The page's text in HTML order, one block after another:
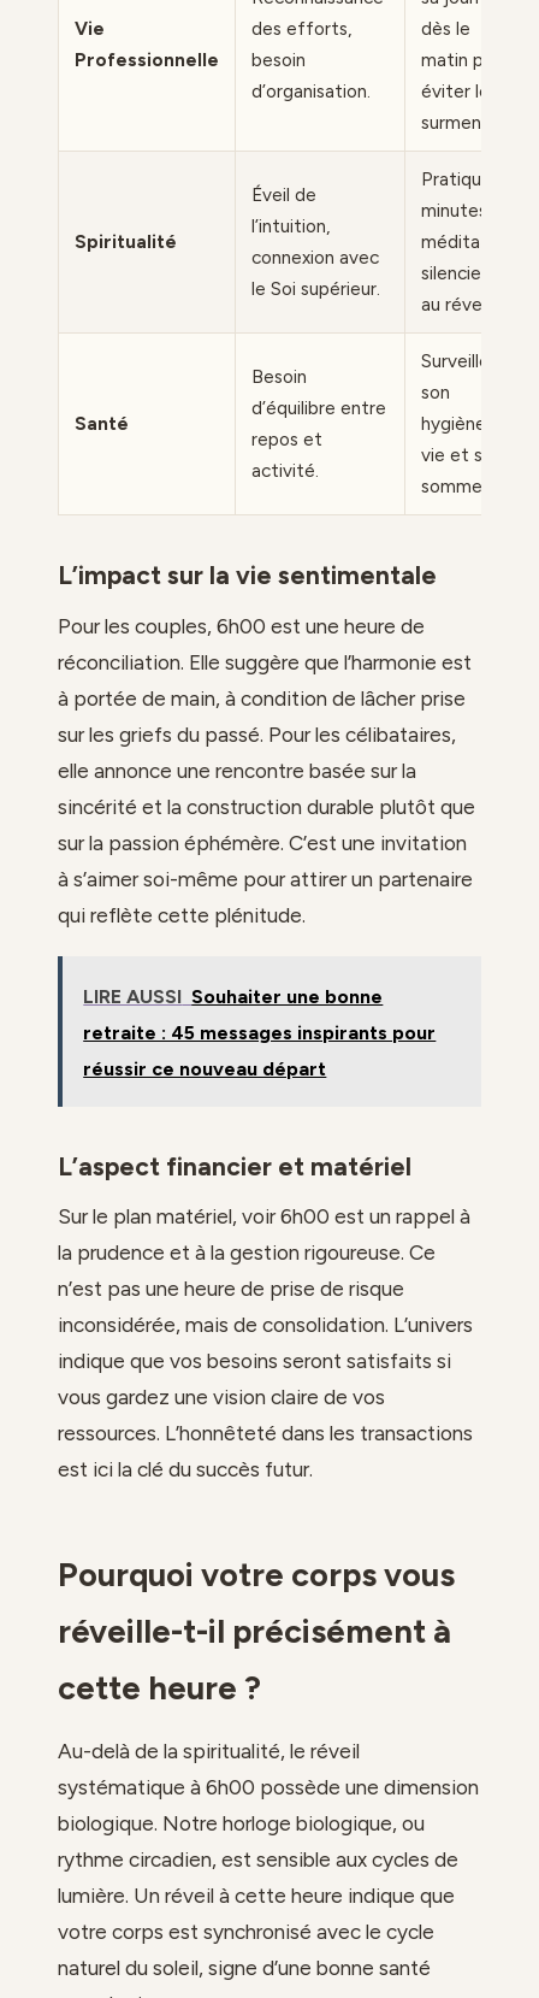
Vie
Professionnelle
des efforts,
besoin
d’organisation.
dès le
matin pour
éviter le
surmenage.
Spiritualité
Éveil de
l’intuition,
connexion avec
le Soi supérieur.
Pratiquer 5
minutes de
méditation
silencieuse
au réveil.
Santé
Besoin
d’équilibre entre
repos et
activité.
Surveiller
son
hygiène de
vie et son
sommeil.
L’impact sur la vie sentimentale
Pour les couples, 6h00 est une heure de
réconciliation. Elle suggère que l’harmonie est
à portée de main, à condition de lâcher prise
sur les griefs du passé. Pour les célibataires,
elle annonce une rencontre basée sur la
sincérité et la construction durable plutôt que
sur la passion éphémère. C’est une invitation
à s’aimer soi-même pour attirer un partenaire
qui reflète cette plénitude.
LIRE AUSSI Souhaiter une bonne
retraite : 45 messages inspirants pour
réussir ce nouveau départ
L’aspect financier et matériel
Sur le plan matériel, voir 6h00 est un rappel à
la prudence et à la gestion rigoureuse. Ce
n’est pas une heure de prise de risque
inconsidérée, mais de consolidation. L’univers
indique que vos besoins seront satisfaits si
vous gardez une vision claire de vos
ressources. L’honnêteté dans les transactions
est ici la clé du succès futur.
Pourquoi votre corps vous
réveille-t-il précisément à
cette heure ?
Au-delà de la spiritualité, le réveil
systématique à 6h00 possède une dimension
biologique. Notre horloge biologique, ou
rythme circadien, est sensible aux cycles de
lumière. Un réveil à cette heure indique que
votre corps est synchronisé avec le cycle
naturel du soleil, signe d’une bonne santé